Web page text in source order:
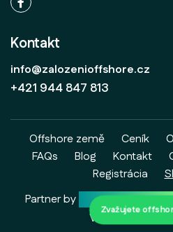
Zvažujete
Kontakt
info@zalozenioffshore.cz
+421 944 847 813
Offshore země Ceník
FAQs
Blog Kontakt
Registrácia
Partner by
Wolf & Partners
Všechna práva